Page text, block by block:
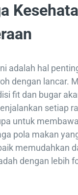
adalah hal
dengan lancar.
fit dan bugar
setiap
untuk
pola makan
memudahkan
dengan lebih